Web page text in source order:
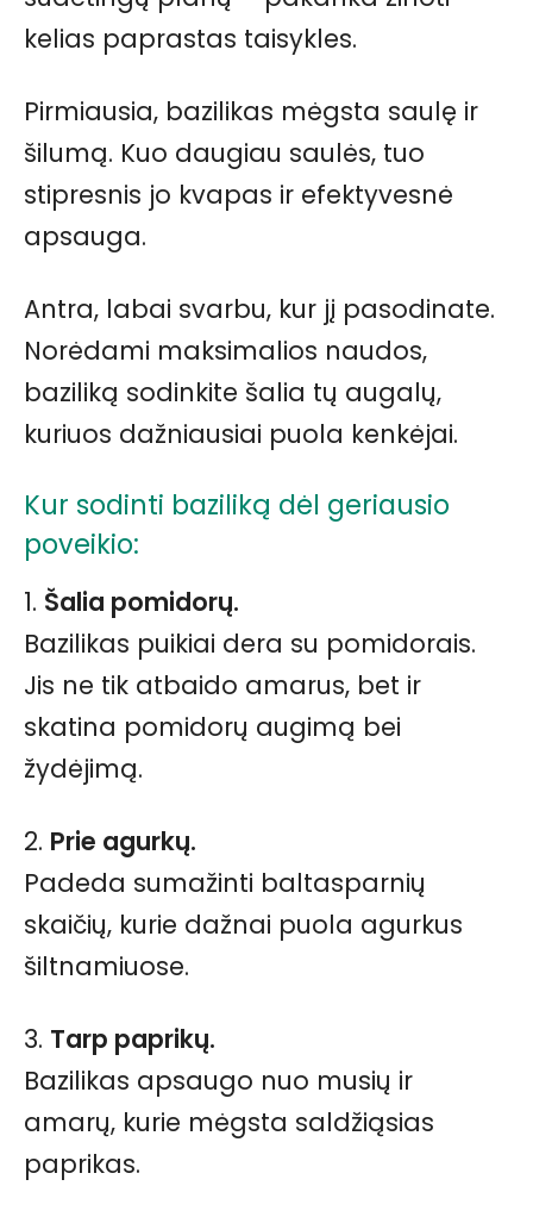
kelias paprastas taisykles.
Pirmiausia, bazilikas mėgsta saulę ir
šilumą. Kuo daugiau saulės, tuo
stipresnis jo kvapas ir efektyvesnė
apsauga.
Antra, labai svarbu, kur jį pasodinate.
Norėdami maksimalios naudos,
baziliką sodinkite šalia tų augalų,
kuriuos dažniausiai puola kenkėjai.
Kur sodinti baziliką dėl geriausio
poveikio:
1. Šalia pomidorų.
Bazilikas puikiai dera su pomidorais.
Jis ne tik atbaido amarus, bet ir
skatina pomidorų augimą bei
žydėjimą.
2. Prie agurkų.
Padeda sumažinti baltasparnių
skaičių, kurie dažnai puola agurkus
šiltnamiuose.
3. Tarp paprikų.
Bazilikas apsaugo nuo musių ir
amarų, kurie mėgsta saldžiąsias
paprikas.